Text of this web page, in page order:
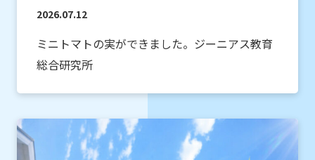
2026.07.12
ミニトマトの実ができました。ジーニアス教育
総合研究所